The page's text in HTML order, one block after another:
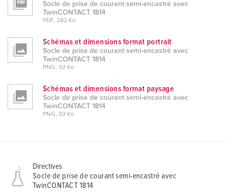
Socle de prise de courant semi-encastré avec
TwinCONTACT 1814
PDF, 282 Ko
Schémas et dimensions format portrait
Socle de prise de courant semi-encastré avec
TwinCONTACT 1814
PNG, 92 Ko
Schémas et dimensions format paysage
Socle de prise de courant semi-encastré avec
TwinCONTACT 1814
PNG, 93 Ko
Directives
Socle de prise de courant semi-encastré avec
TwinCONTACT 1814